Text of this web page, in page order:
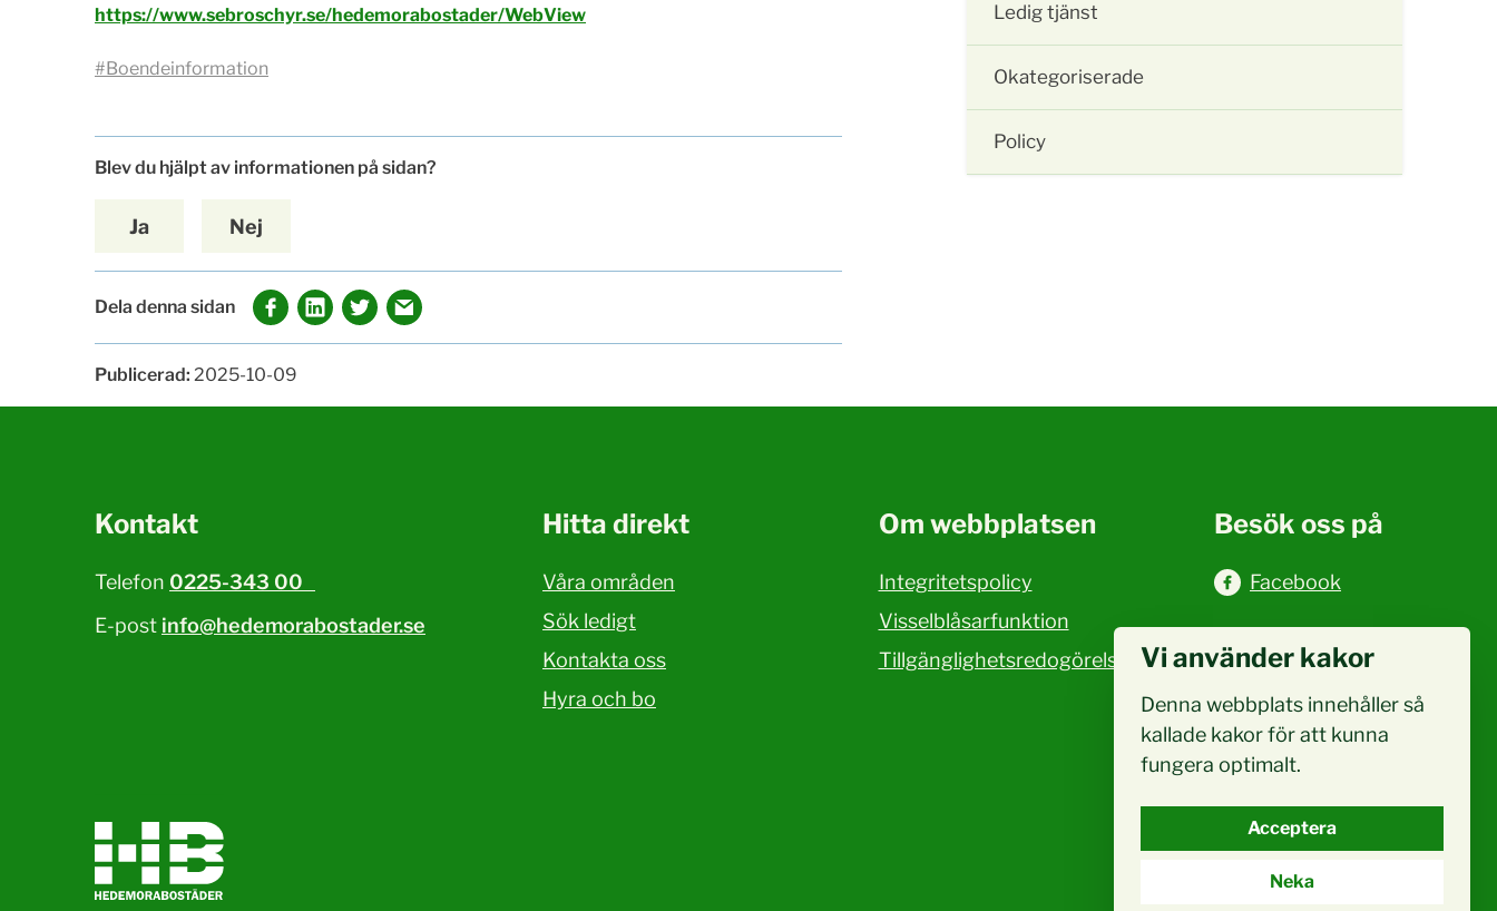
https://www.sebroschyr.se/hedemorabostader/WebView
#Boendeinformation
Blev du hjälpt av informationen på sidan?
Ja Nej
Dela denna sidan
Publicerad: 2025-10-09
Ledig tjänst
Okategoriserade
Policy
Kontakt
Telefon 0225-343 00
E-post info@hedemorabostader.se
Hitta direkt
Våra områden
Sök ledigt
Kontakta oss
Hyra och bo
Om webbplatsen
Integritetspolicy
Visselblåsarfunktion
Tillgänglighetsredogörelse
Besök oss på
Facebook
Vi använder kakor
Denna webbplats innehåller så
kallade kakor för att kunna
fungera optimalt.
Acceptera
Neka